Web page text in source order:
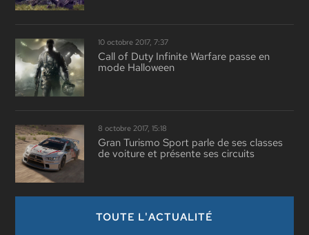
10 octobre 2017, 7:37
Call of Duty Infinite Warfare passe en
mode Halloween
8 octobre 2017, 15:18
Gran Turismo Sport parle de ses classes
de voiture et présente ses circuits
TOUTE L'ACTUALITÉ